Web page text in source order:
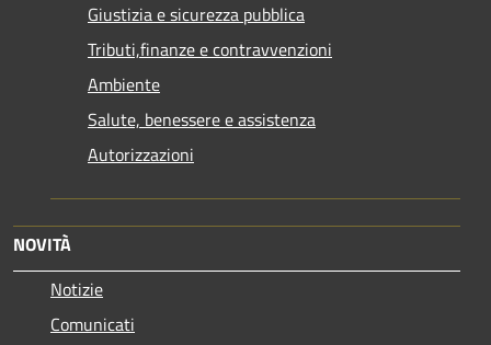
Giustizia e sicurezza pubblica
Tributi,finanze e contravvenzioni
Ambiente
Salute, benessere e assistenza
Autorizzazioni
NOVITÀ
Notizie
Comunicati